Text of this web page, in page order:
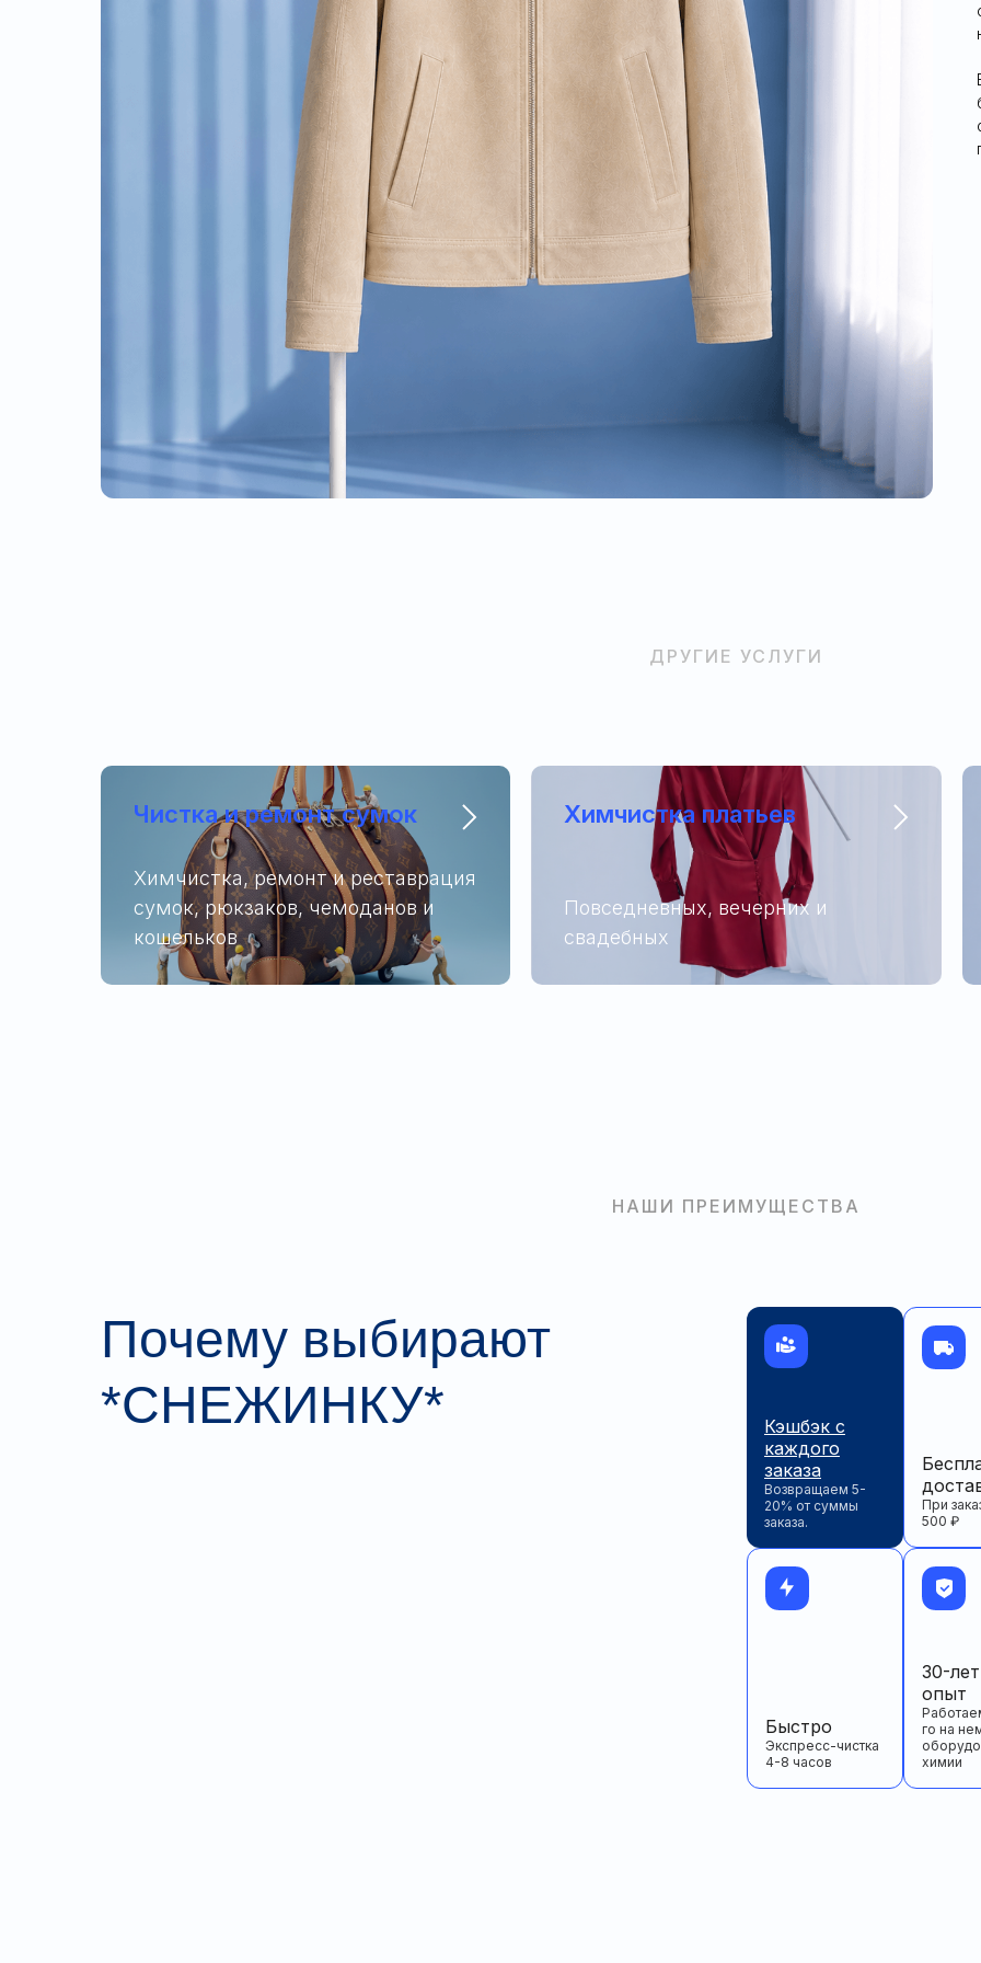
ДРУГИЕ УСЛУГИ
Чистка и ремонт сумок
Химчистка, ремонт и реставрация
сумок, рюкзаков, чемоданов и
кошельков
Химчистка платьев
Повседневных, вечерних и
свадебных
НАШИ ПРЕИМУЩЕСТВА
Почему выбирают
*СНЕЖИНКУ*
Кэшбэк с
каждого
заказа
Возвращаем 5-
20% от суммы
заказа.
При
500 ₽
Быстро
Экспресс-чистка
4-8 часов
30-
опыт
го на
химии